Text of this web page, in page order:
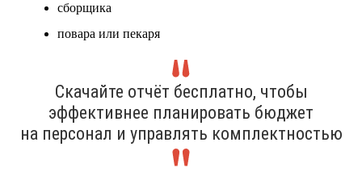
сборщика
повара или пекаря
Скачайте отчёт бесплатно, чтобы
эффективнее планировать бюджет
на персонал и управлять комплектностью